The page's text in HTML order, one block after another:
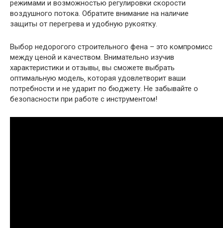
режимами и возможностью регулировки скорости
воздушного потока. Обратите внимание на наличие
защиты от перегрева и удобную рукоятку.
Выбор недорогого строительного фена – это компромисс
между ценой и качеством. Внимательно изучив
характеристики и отзывы‚ вы сможете выбрать
оптимальную модель‚ которая удовлетворит ваши
потребности и не ударит по бюджету. Не забывайте о
безопасности при работе с инструментом!